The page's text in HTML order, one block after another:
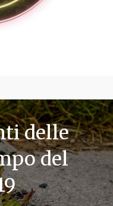
delle
del